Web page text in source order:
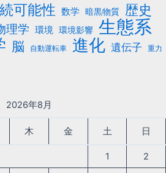
可能性 数学 暗黒物質 歴史
理学 環境 環境影響 生態系
脳 自動運転車 進化 遺伝子 重力
2026年8月
木 金 土 日
1 2